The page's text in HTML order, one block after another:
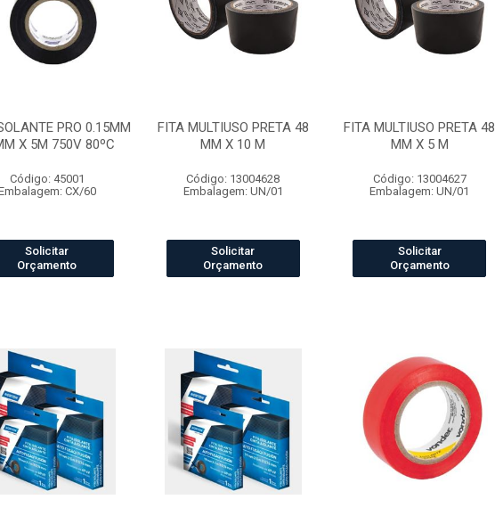
PRO 0.15MM
X 5M 750V 80ºC
Código: 45001
CX/60
Solicitar
Orçamento
FITA MULTIUSO PRETA 48
MM X 10 M
Código: 13004628
Embalagem: UN/01
Solicitar
Orçamento
FITA MULTIUSO PRETA 48
MM X 5 M
Código: 13004627
Embalagem: UN/01
Solicitar
Orçamento